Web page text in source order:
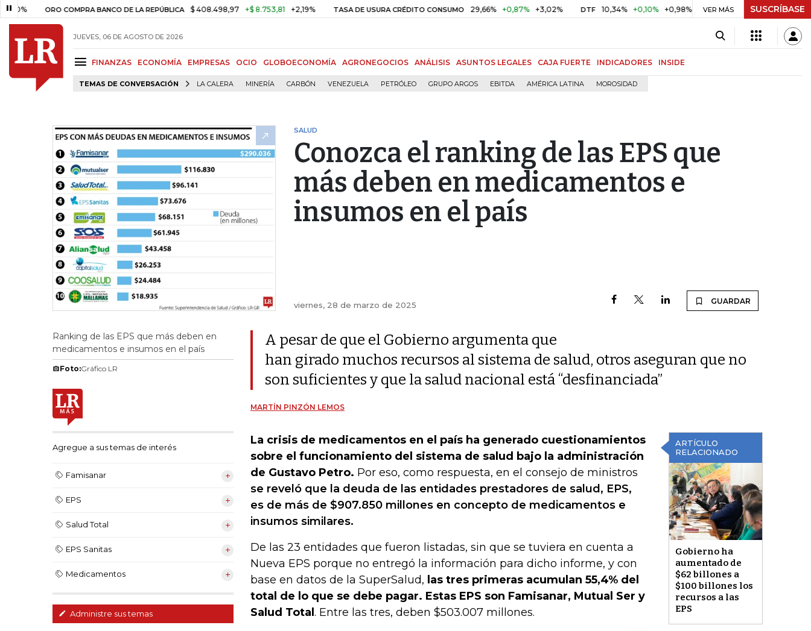
ORO COMPRA BANCO DE LA REPÚBLICA $ 408.498,97 +$ 8.753,81 +2,19% TASA DE USURA CRÉDITO CONSUMO 29,66% +0,87% +3,02% DTF 10,34% +0,10% +0,98% UVR $ 416,91 +$ 0,05 +0,01%
VER MÁS SUSCRÍBASE
JUEVES, 06 DE AGOSTO DE 2026
FINANZAS ECONOMÍA EMPRESAS OCIO GLOBOECONOMÍA AGRONEGOCIOS ANÁLISIS ASUNTOS LEGALES CAJA FUERTE INDICADORES INSIDE
TEMAS DE CONVERSACIÓN LA CALERA MINERÍA CARBÓN VENEZUELA PETRÓLEO GRUPO ARGOS EBITDA AMÉRICA LATINA MOROSIDAD
SALUD
Conozca el ranking de las EPS que
más deben en medicamentos e
insumos en el país
viernes, 28 de marzo de 2025 GUARDAR
Ranking de las EPS que más deben en
medicamentos e insumos en el país
Foto:Gráfico LR
Agregue a sus temas de interés
Famisanar
EPS
Salud Total
EPS Sanitas
Medicamentos
Administre sus temas
A pesar de que el Gobierno argumenta que
han girado muchos recursos al sistema de salud, otros aseguran que no
son suficientes y que la salud nacional está “desfinanciada”
MARTÍN PINZÓN LEMOS
ARTÍCULO
RELACIONADO
Gobierno ha
aumentado de
$62 billones a
$100 billones los
recursos a las
EPS
La crisis de medicamentos en el país ha generado cuestionamientos
sobre el funcionamiento del sistema de salud bajo la administración
de Gustavo Petro. Por eso, como respuesta, en el consejo de ministros
se reveló que la deuda de las entidades prestadores de salud, EPS,
es de más de $907.850 millones en concepto de medicamentos e
insumos similares.
De las 23 entidades que fueron listadas, sin que se tuviera en cuenta a
Nueva EPS porque no entregó la información para dicho informe, y con
base en datos de la SuperSalud, las tres primeras acumulan 55,4% del
total de lo que se debe pagar. Estas EPS son Famisanar, Mutual Ser y
Salud Total . Entre las tres, deben $503.007 millones.